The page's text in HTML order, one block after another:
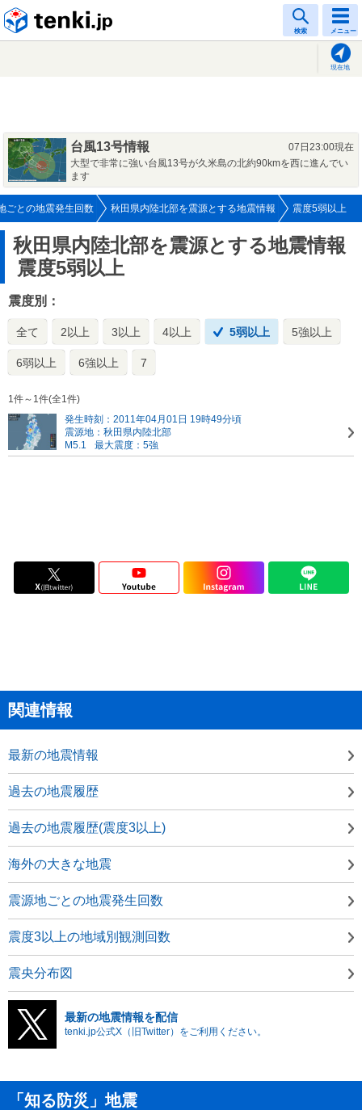
検索 メニュー
現在地
台風13号情報
07日23:00現在
大型で非常に強い台風13号が久米島の北約90kmを西に進んでい
ます
ごとの地震発生回数 秋田県内陸北部を震源とする地震情報 震度5弱以上
秋田県内陸北部を震源とする地震情報
震度5弱以上
震度別：
全て 2以上 3以上 4以上 5弱以上 5強以上
6弱以上 6強以上 7
1件～1件(全1件)
発生時刻：2011年04月01日 19時49分頃
震源地：秋田県内陸北部
M5.1
最大震度：5強
関連情報
最新の地震情報
過去の地震履歴
過去の地震履歴(震度3以上)
海外の大きな地震
震源地ごとの地震発生回数
震度3以上の地域別観測回数
震央分布図
最新の地震情報を配信
tenki.jp公式X（旧Twitter）をご利用ください。
「知る防災」地震